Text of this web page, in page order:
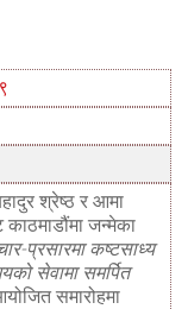
श्रेष्ठ र आमा
जन्मेका
प्रसारमा कष्टसाध्य
सेवामा समर्पित
समारोहमा